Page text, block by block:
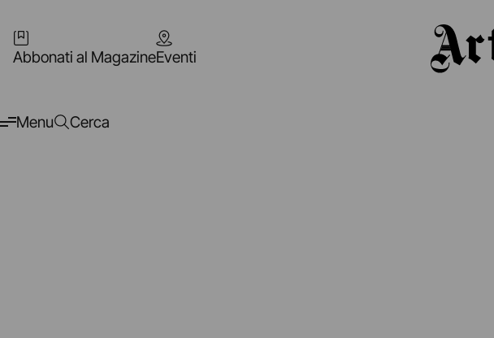
Abbonati al MagazineEventi
Menu Cerca